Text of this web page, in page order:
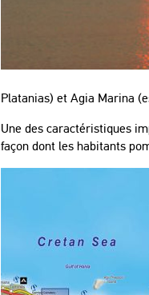
Platanias) et Agia Marina
Une des caractéristiques
façon dont les habitants